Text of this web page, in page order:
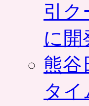
引ク
に開
熊谷
タ